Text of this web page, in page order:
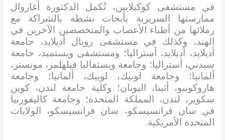
في مستشفى كوكيلابين، تُكمل الدكتورة أغاروال
ممارستها السريرية بأبحاث نشطة بالشراكة مع
زملائها من أطباء الأعصاب والمتخصصين الآخرين في
الهند، وكذلك في مستشفى رويال أديلايد، جامعة
أديلايد، أديلايد، أستراليا؛ ومستشفى ويستميد، جامعة
سيدني، أستراليا؛ وجامعة ويستفاليا فيلهلمز، مونستر،
ألمانيا؛ وجامعة لوبيك، لوبيك، ألمانيا؛ وجامعة
هاروكوبيو، أثينا، اليونان؛ وكلية جامعة لندن، كوين
سكوير، لندن، المملكة المتحدة؛ وجامعة كاليفورنيا
في سان فرانسيسكو، سان فرانسيسكو، الولايات
المتحدة الأمريكية.